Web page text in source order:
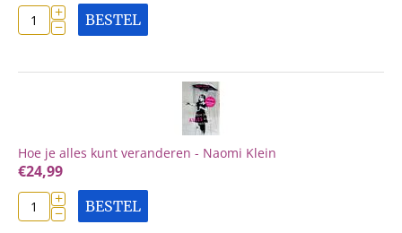
+
− BESTEL
Hoe je alles kunt veranderen - Naomi Klein
€24,99
+
− BESTEL